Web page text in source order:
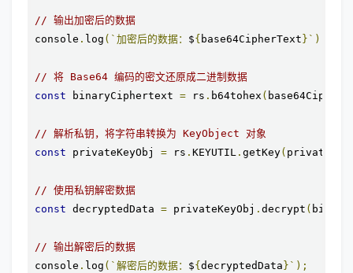
// 输出加密后的数据
console . log (`加密后的数据： ${ base64CipherText }`);
// 将 Base64 编码的密文还原成二进制数据
const binaryCiphertext = rs . b64tohex (
// 解析私钥，将字符串转换为 KeyObject 对象
const privateKeyObj = rs . KEYUTIL . getKey(
// 使用私钥解密数据
const decryptedData = privateKeyObj . decrypt (
// 输出解密后的数据
console . log (`解密后的数据： ${ decryptedData }`);